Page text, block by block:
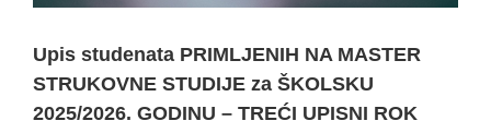
Upis studenata PRIMLJENIH NA MASTER
STRUKOVNE STUDIJE za ŠKOLSKU
2025/2026. GODINU – TREĆI UPISNI ROK